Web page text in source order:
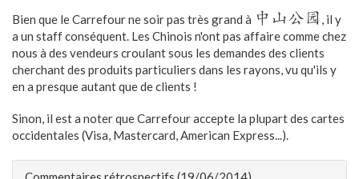
Bien que le Carrefour ne soir pas très grand à 中山公园 , il y
a un staff conséquent. Les Chinois n'ont pas affaire comme chez
nous à des vendeurs croulant sous les demandes des clients
cherchant des produits particuliers dans les rayons, vu qu'ils y
en a presque autant que de clients !
Sinon, il est a noter que Carrefour accepte la plupart des cartes
occidentales (Visa, Mastercard, American Express...).